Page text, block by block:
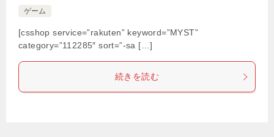
ゲーム
[csshop service=”rakuten” keyword=”MYST”
category=”112285″ sort=”-sa […]
続きを読む